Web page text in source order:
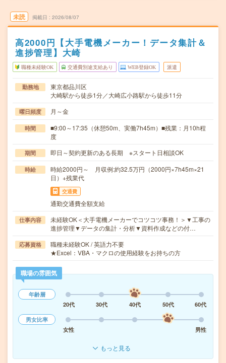
未読 掲載日 2026/08/07
高2000円【大手電機メーカー！データ集計＆
進捗管理】大崎
職種未経験OK 交通費別途支給あり WEB登録OK 派遣
勤務地
東京都品川区
大崎駅から徒歩1分／大崎広小路駅から徒歩11分
曜日頻度 月～金
時間
■9:00～17:35（休憩50m、実働7h45m）■残業：月10h程
度
期間 即日～契約更新のある長期 ※スタート日相談OK
時給
時給2000円～ 月収例:約32.5万円（2000円×7h45m×21
日）+残業代
交通費
通勤交通費全額支給
仕事内容
未経験OK＜大手電機メーカーでコツコツ事務！＞▼工事の
進捗管理▼データの集計・分析▼資料作成などの付…
応募資格
職種未経験OK / 英語力不要
★Excel：VBA・マクロの使用経験をお持ちの方
職場の雰囲気
年齢層
20代
30代 40代 50代
60代
男女比率
女性
男性
もっと見る